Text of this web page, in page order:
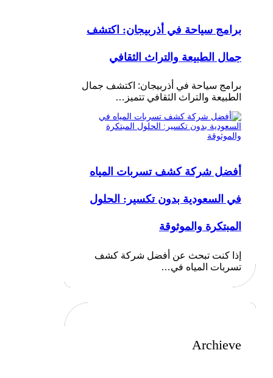
برامج سياحة في أذربيجان: اكتشف
جمال الطبيعة والتراث الثقافي
برامج سياحة في أذربيجان: اكتشف جمال
الطبيعة والتراث الثقافي تتميز…
أفضل شركة كشف تسربات المياه
في السعودية بدون تكسير: الحلول
المبتكرة والموثوقة
إذا كنت تبحث عن أفضل شركة كشف
تسربات المياه في…
Archieve